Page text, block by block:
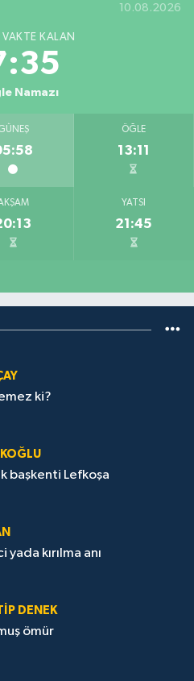
10.08.2026
KALAN
Namazı
ÖĞLE
13:11
YATSI
21:45
ki?
başkenti Lefkoşa
kırılma anı
DENEK
ömür